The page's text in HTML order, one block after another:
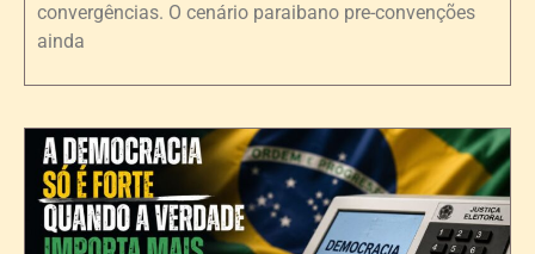
convergências. O cenário paraibano pre-convenções
ainda